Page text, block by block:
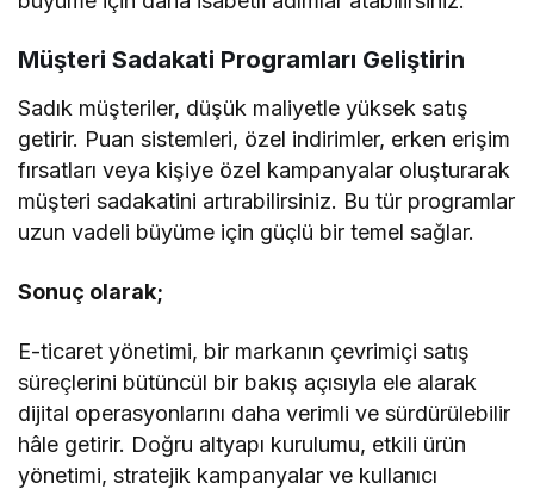
Müşteri Sadakati Programları Geliştirin
Sadık müşteriler, düşük maliyetle yüksek satış
getirir. Puan sistemleri, özel indirimler, erken erişim
fırsatları veya kişiye özel kampanyalar oluşturarak
müşteri sadakatini artırabilirsiniz. Bu tür programlar
uzun vadeli büyüme için güçlü bir temel sağlar.
Sonuç olarak;
E-ticaret yönetimi, bir markanın çevrimiçi satış
süreçlerini bütüncül bir bakış açısıyla ele alarak
dijital operasyonlarını daha verimli ve sürdürülebilir
hâle getirir. Doğru altyapı kurulumu, etkili ürün
yönetimi, stratejik kampanyalar ve kullanıcı